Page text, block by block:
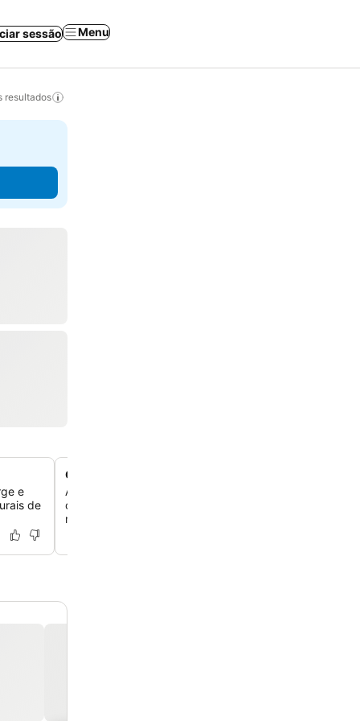
sessão Menu
resultados
e
de
Check-in automático sem complicações
Aproveite um sistema de check-in online conveniente e
chave, permitindo uma chegada e partida flexíveis sem
necessidade de uma recepção tradicional.